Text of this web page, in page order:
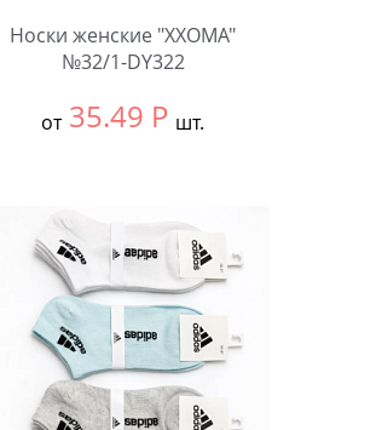
Носки женские "XXOMA"
№32/1-DY322
от 35.49 Р шт.
Количество: